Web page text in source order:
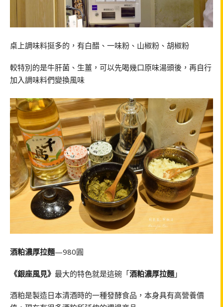
桌上調味料挺多的，有白醋、一味粉、山椒粉、胡椒粉
較特別的是牛肝菌、生薑，可以先喝幾口原味湯頭後，再自行
加入調味料們變換風味
酒粕濃厚拉麵—980圓
《銀座風見》 最大的特色就是這碗「酒粕濃厚拉麵 」
酒粕是製造日本清酒時的一種發酵食品，本身具有高營養價